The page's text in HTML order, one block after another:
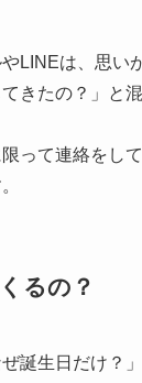
LINEは、思い
きたの？」と
って連絡をし
るの？
誕生日だけ？